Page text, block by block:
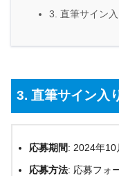
3. 直筆サイン
3. 直筆サイン入
応募期間: 2024年
応募方法: 応募フォ